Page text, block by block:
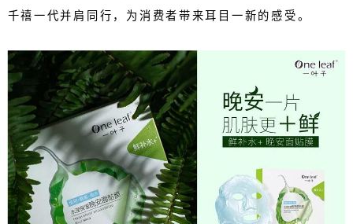
千禧一代并肩同行，为消费者带来耳目一新的感受。